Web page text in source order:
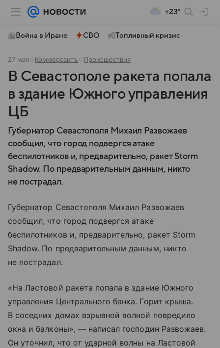
+23°
Война в Иране СВО Топливный кризис
27 мая Коммерсантъ Происшествия
В Севастополе ракета попала
в здание Южного управления
ЦБ
Губернатор Севастополя Михаил Развожаев
сообщил, что город подвергся атаке
беспилотников и, предварительно, ракет Storm
Shadow. По предварительным данным, никто
не пострадал.
Губернатор Севастополя Михаил Развожаев
сообщил, что город подвергся атаке
беспилотников и, предварительно, ракет Storm
Shadow. По предварительным данным, никто
не пострадал.
«На Ластовой ракета попала в здание Южного
управления Центрального банка. Горит крыша.
В соседних домах взрывной волной повредило
окна и балконы», — написал господин Развожаев.
Он уточнил, что от ударной волны на Ластовой